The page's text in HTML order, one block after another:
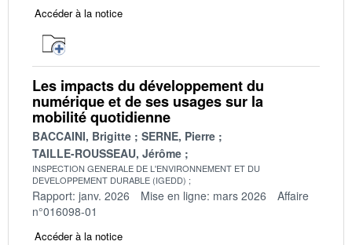
Accéder à la notice
Les impacts du développement du
numérique et de ses usages sur la
mobilité quotidienne
BACCAINI, Brigitte
SERNE, Pierre
TAILLE-ROUSSEAU, Jérôme
INSPECTION GENERALE DE L'ENVIRONNEMENT ET DU
DEVELOPPEMENT DURABLE (IGEDD)
Rapport: janv. 2026 Mise en ligne: mars 2026
Affaire
n°016098-01
Accéder à la notice